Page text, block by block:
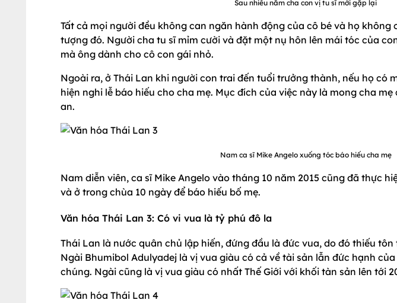
Sau nhiều năm cha con vị tu sĩ mới gặp lại
Tất cả mọi người đều không can ngăn hành động của cô bé và họ
tượng đó. Người cha tu sĩ mỉm cười và đặt một nụ hôn lên mái tóc của
mà ông dành cho cô con gái nhỏ.
Ngoài ra, ở Thái Lan khi người con trai đến tuổi trưởng thành, nếu họ có
hiện nghi lễ báo hiếu cho cha mẹ. Mục đích của việc này là mong cha
an.
Nam ca sĩ Mike Angelo xuống tóc báo hiếu cha mẹ
Nam diễn viên, ca sĩ Mike Angelo vào tháng 10 năm 2015 cũng đã thực
và ở trong chùa 10 ngày để báo hiếu bố mẹ.
Văn hóa Thái Lan 3: Có vi vua là tỷ phú đô la
Thái Lan là nước quân chủ lập hiến, đứng đầu là đức vua, do đó thiếu
Ngài Bhumibol Adulyadej là vị vua giàu có cả về tài sản lẫn đức hạnh
chúng. Ngài cũng là vị vua giàu có nhất Thế Giới với khối tàn sản lên tới